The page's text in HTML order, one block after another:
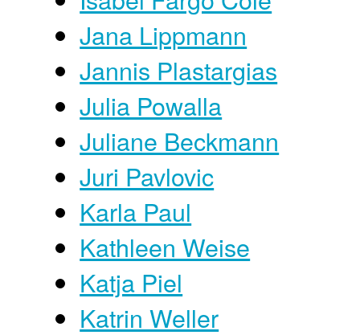
Jana Lippmann
Jannis Plastargias
Julia Powalla
Juliane Beckmann
Juri Pavlovic
Karla Paul
Kathleen Weise
Katja Piel
Katrin Weller